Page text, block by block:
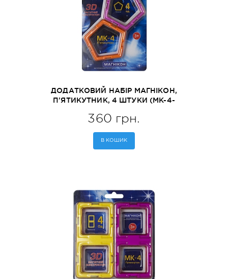
ДОДАТКОВИЙ НАБІР МАГНІКОН,
П'ЯТИКУТНИК, 4 ШТУКИ (MK-4-
360 грн.
В КОШИК